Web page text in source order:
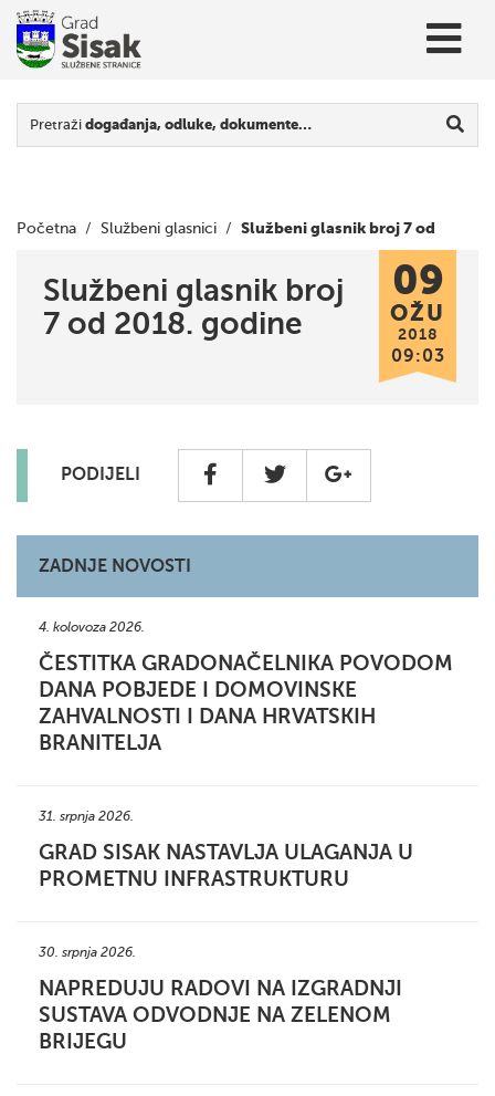
Pretraži događanja, odluke, dokumente…
Početna / Službeni glasnici / Službeni glasnik broj 7 od
Službeni glasnik broj
7 od 2018. godine
09
OŽU
2018
09:03
PODIJELI
ZADNJE NOVOSTI
4. kolovoza 2026.
ČESTITKA GRADONAČELNIKA POVODOM
DANA POBJEDE I DOMOVINSKE
ZAHVALNOSTI I DANA HRVATSKIH
BRANITELJA
31. srpnja 2026.
GRAD SISAK NASTAVLJA ULAGANJA U
PROMETNU INFRASTRUKTURU
30. srpnja 2026.
NAPREDUJU RADOVI NA IZGRADNJI
SUSTAVA ODVODNJE NA ZELENOM
BRIJEGU